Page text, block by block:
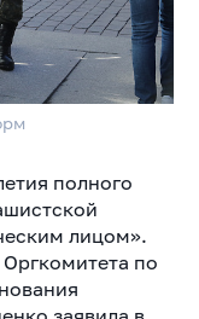
полного
лицом».
по